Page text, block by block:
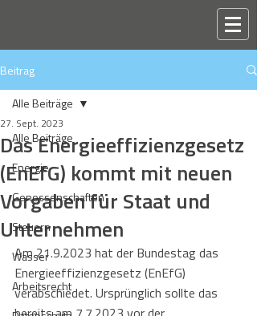
Beitrag
Alle Beiträge
Energie
Genossenschaften
Steuern
Wasser
Arbeitsrecht
Alle Beiträge
Das Energieeffizienzgesetz
(EnEfG) kommt mit neuen
Vorgaben für Staat und
Unternehmen
27. Sept. 2023
Am 21.9.2023 hat der Bundestag das
Energieeffizienzgesetz (EnEfG)
verabschiedet. Ursprünglich sollte das